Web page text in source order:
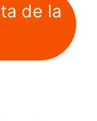
de la